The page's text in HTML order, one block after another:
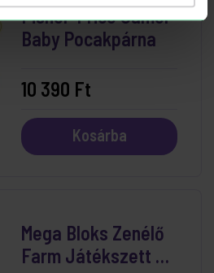
Fisher-Price Gamer
Baby Pocakpárna
10 390 Ft
Kosárba
Mega Bloks Zenélő
Farm Játékszett 40